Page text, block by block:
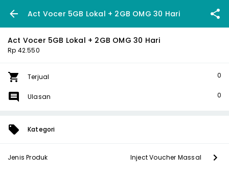
Act Vocer 5GB Lokal + 2GB OMG 30 Hari
Act Vocer 5GB Lokal + 2GB OMG 30 Hari
Rp 42.550
Terjual 0
Ulasan 0
Kategori
Jenis Produk Inject Voucher Massal